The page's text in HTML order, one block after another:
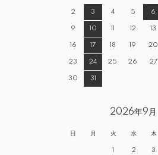
2 3 4 5 6
9 10 11 12 13
16 17 18 19 20
23 24 25 26 27
30 31
2026年9月
日 月 火 水 木
1 2 3